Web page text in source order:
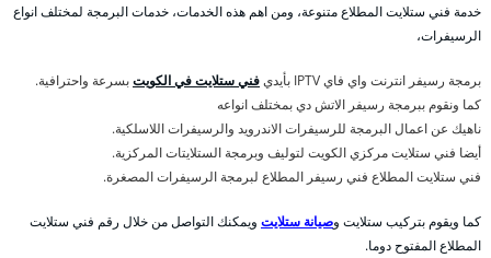
خدمة فني ستلايت المطلاع متنوعة، ومن اهم هذه الخدمات، خدمات البرمجة لمختلف انواع
الرسيفرات،
برمجة رسيفر انترنت واي فاي IPTV بأيدي فني ستلايت في الكويتبسرعة واحترافية.
كما ونقوم ببرمجة رسيفر الاتش دي بمختلف انواعه
ناهيك عن اعمال البرمجة للرسيفرات الاندرويد والرسيفرات اللاسلكية.
أيضا فني ستلايت مركزي الكويت لتوليف وبرمجة الستلايتات المركزية.
فني ستلايت المطلاع فني رسيفر المطلاع لبرمجة الرسيفرات المصغرة.
كما ويقوم بتركيب ستلايت وصيانة ستلايت ويمكنك التواصل من خلال رقم فني ستلايت
المطلاع المفتوح دوما.